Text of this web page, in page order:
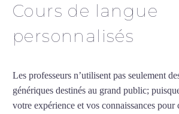
Cours de langue
personnalisés
Les professeurs n’utilisent pas seulement
génériques destinés au grand public;
votre expérience et vos connaissances pour